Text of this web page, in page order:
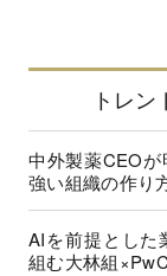
トレ
中外製薬CEO
強い組織の作り
AIを前提とした
組む大林組